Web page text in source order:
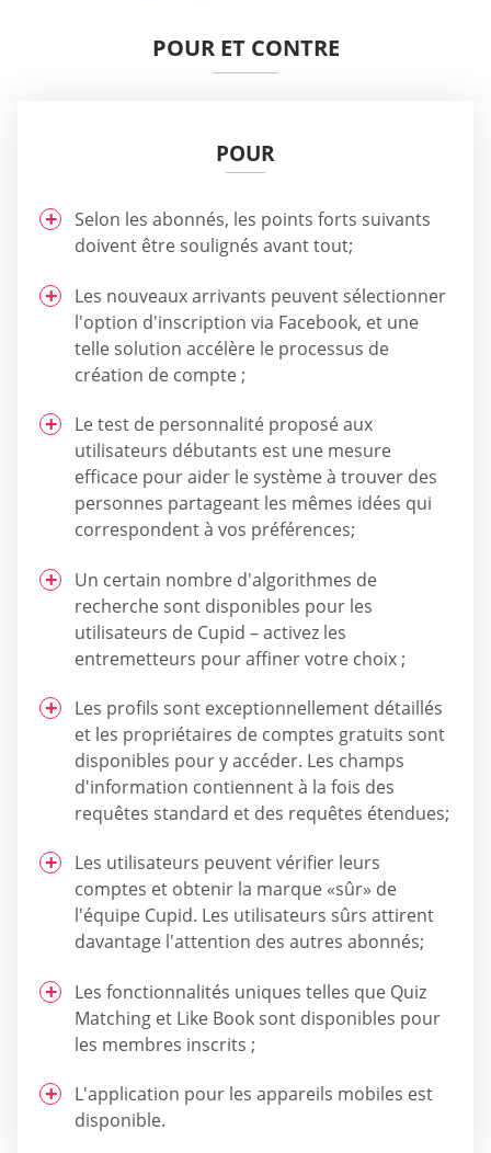
POUR ET CONTRE
POUR
Selon les abonnés, les points forts suivants
doivent être soulignés avant tout;
Les nouveaux arrivants peuvent sélectionner
l'option d'inscription via Facebook, et une
telle solution accélère le processus de
création de compte ;
Le test de personnalité proposé aux
utilisateurs débutants est une mesure
efficace pour aider le système à trouver des
personnes partageant les mêmes idées qui
correspondent à vos préférences;
Un certain nombre d'algorithmes de
recherche sont disponibles pour les
utilisateurs de Cupid – activez les
entremetteurs pour affiner votre choix ;
Les profils sont exceptionnellement détaillés
et les propriétaires de comptes gratuits sont
disponibles pour y accéder. Les champs
d'information contiennent à la fois des
requêtes standard et des requêtes étendues;
Les utilisateurs peuvent vérifier leurs
comptes et obtenir la marque «sûr» de
l'équipe Cupid. Les utilisateurs sûrs attirent
davantage l'attention des autres abonnés;
Les fonctionnalités uniques telles que Quiz
Matching et Like Book sont disponibles pour
les membres inscrits ;
L'application pour les appareils mobiles est
disponible.